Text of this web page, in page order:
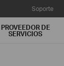
Soporte
PROVEEDOR DE
SERVICIOS